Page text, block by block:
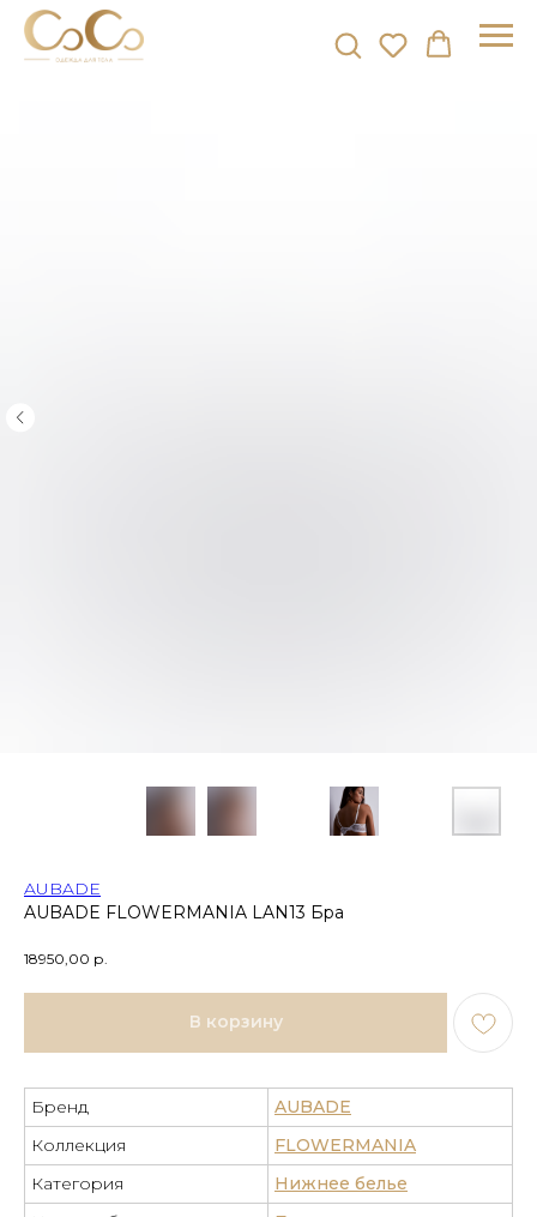
AUBADE FLOWERMANIA LAN13 Бра
AUBADE
18950,00 р.
В корзину
Бренд
AUBADE
Коллекция
FLOWERMANIA
Категория
Нижнее белье